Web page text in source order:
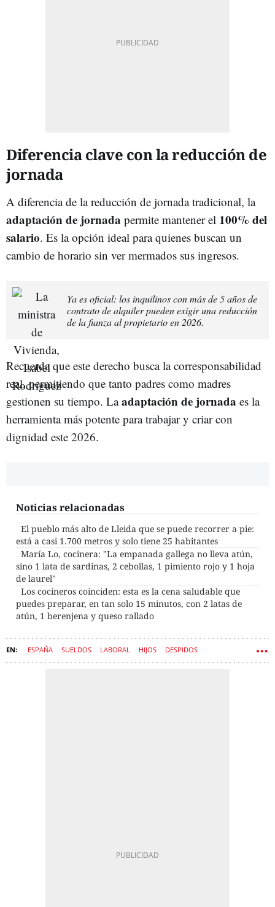
Diferencia clave con la reducción de
jornada
A diferencia de la reducción de jornada tradicional, la
adaptación de jornada permite mantener el 100% del
salario. Es la opción ideal para quienes buscan un
cambio de horario sin ver mermados sus ingresos.
Ya es oficial: los inquilinos con más de 5 años de
contrato de alquiler pueden exigir una reducción
de la fianza al propietario en 2026.
Recuerda que este derecho busca la corresponsabilidad
real, permitiendo que tanto padres como madres
gestionen su tiempo. Laadaptación de jornada es la
herramienta más potente para trabajar y criar con
dignidad este 2026.
Noticias relacionadas
El pueblo más alto de Lleida que se puede recorrer a pie:
está a casi 1.700 metros y solo tiene 25 habitantes
María Lo, cocinera: "La empanada gallega no lleva atún,
sino 1 lata de sardinas, 2 cebollas, 1 pimiento rojo y 1 hoja
de laurel"
Los cocineros coinciden: esta es la cena saludable que
puedes preparar, en tan solo 15 minutos, con 2 latas de
atún, 1 berenjena y queso rallado
ESPAÑA SUELDOS LABORAL HIJOS DESPIDOS